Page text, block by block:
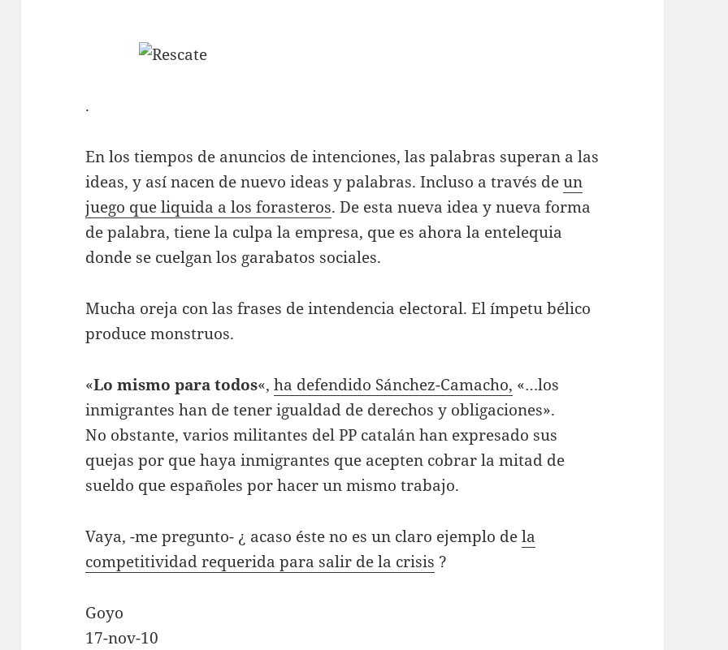
.
En los tiempos de anuncios de intenciones, las palabras superan a las
ideas, y así nacen de nuevo ideas y palabras. Incluso a través deun
juego que liquida a los forasteros. De esta nueva idea y nueva forma
de palabra, tiene la culpa la empresa, que es ahora la entelequia
donde se cuelgan los garabatos sociales.
Mucha oreja con las frases de intendencia electoral. El ímpetu bélico
produce monstruos.
«Lo mismo para todos«,ha defendido Sánchez-Camacho, «…los
inmigrantes han de tener igualdad de derechos y obligaciones».
No obstante, varios militantes del PP catalán han expresado sus
quejas por que haya inmigrantes que acepten cobrar la mitad de
sueldo que españoles por hacer un mismo trabajo.
Vaya, -me pregunto- ¿ acaso éste no es un claro ejemplo dela
competitividad requerida para salir de la crisis ?
Goyo
17-nov-10